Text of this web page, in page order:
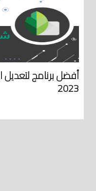
أفضل برنامج
2023